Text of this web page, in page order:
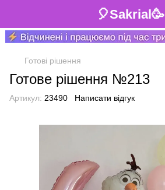
🎈Sakrial🥳
Готові рішення
Готове рішення №213
Артикул: 23490 Написати відгук